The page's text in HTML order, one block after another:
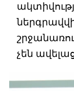
չեն